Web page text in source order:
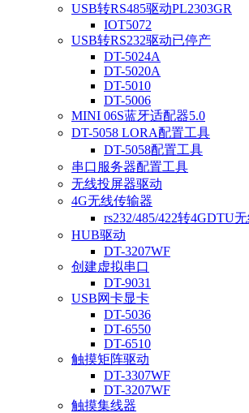
USB转RS485驱动PL2303GR
IOT5072
USB转RS232驱动已停产
DT-5024A
DT-5020A
DT-5010
DT-5006
MINI 06S蓝牙适配器5.0
DT-5058 LORA配置工具
DT-5058配置工具
串口服务器配置工具
无线投屏器驱动
4G无线传输器
rs232/485/422转4GDTU
HUB驱动
DT-3207WF
创建虚拟串口
DT-9031
USB网卡显卡
DT-5036
DT-6550
DT-6510
触摸矩阵驱动
DT-3307WF
DT-3207WF
触摸集线器